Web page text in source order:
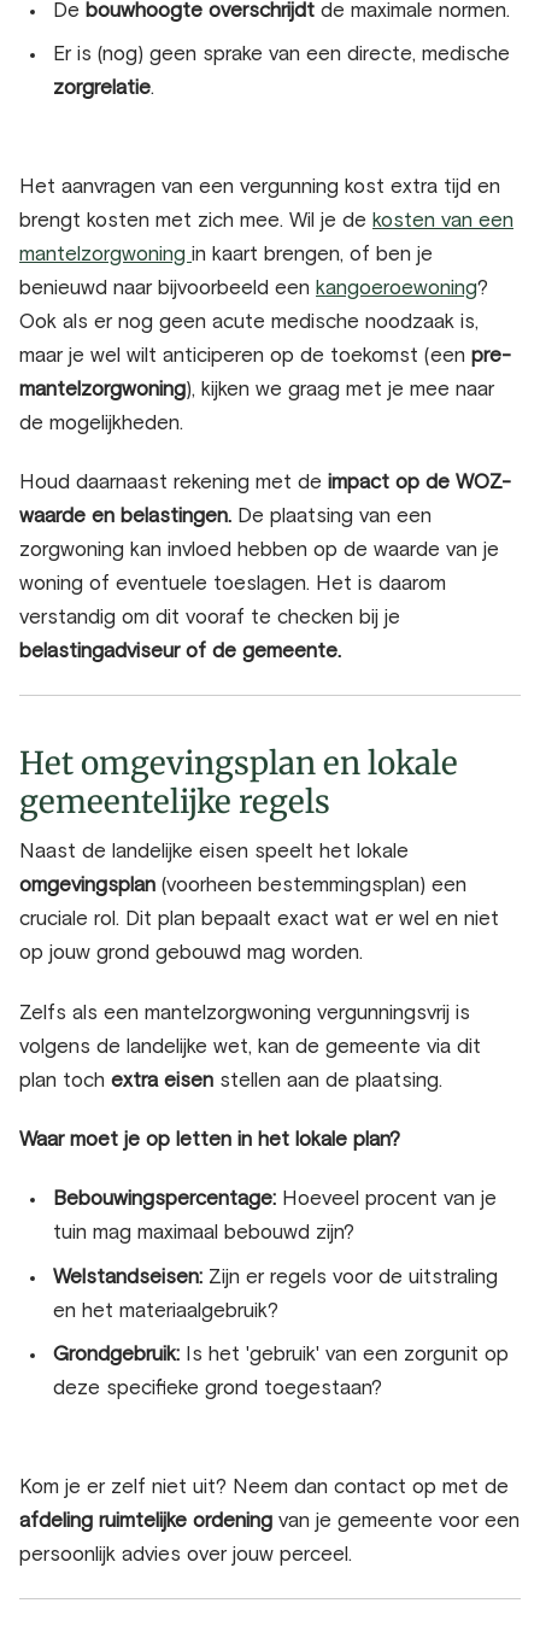
De bouwhoogte overschrijdt de maximale normen.
Er is (nog) geen sprake van een directe, medische
zorgrelatie.
Het aanvragen van een vergunning kost extra tijd en
brengt kosten met zich mee. Wil je de kosten van een
mantelzorgwoning in kaart brengen, of ben je
benieuwd naar bijvoorbeeld een kangoeroewoning?
Ook als er nog geen acute medische noodzaak is,
maar je wel wilt anticiperen op de toekomst (een pre-
mantelzorgwoning), kijken we graag met je mee naar
de mogelijkheden.
Houd daarnaast rekening met de impact op de WOZ-
waarde en belastingen. De plaatsing van een
zorgwoning kan invloed hebben op de waarde van je
woning of eventuele toeslagen. Het is daarom
verstandig om dit vooraf te checken bij je
belastingadviseur of de gemeente.
Het omgevingsplan en lokale
gemeentelijke regels
Naast de landelijke eisen speelt het lokale
omgevingsplan (voorheen bestemmingsplan) een
cruciale rol. Dit plan bepaalt exact wat er wel en niet
op jouw grond gebouwd mag worden.
Zelfs als een mantelzorgwoning vergunningsvrij is
volgens de landelijke wet, kan de gemeente via dit
plan toch extra eisen stellen aan de plaatsing.
Waar moet je op letten in het lokale plan?
Bebouwingspercentage: Hoeveel procent van je
tuin mag maximaal bebouwd zijn?
Welstandseisen: Zijn er regels voor de uitstraling
en het materiaalgebruik?
Grondgebruik:
Is het 'gebruik' van een zorgunit op
deze specifieke grond toegestaan?
Kom je er zelf niet uit? Neem dan contact op met de
afdeling ruimtelijke ordening van je gemeente voor een
persoonlijk advies over jouw perceel.